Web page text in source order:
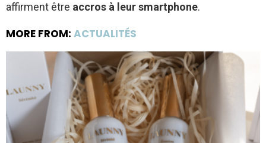
affirment être accros à leur smartphone.
MORE FROM: ACTUALITÉS